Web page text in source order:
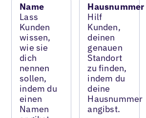
Name
Lass
Kunden
wissen,
wie sie
dich
nennen
sollen,
indem du
einen
Namen
Hausnummer
Hilf
Kunden,
deinen
genauen
Standort
zu finden,
indem du
deine
Hausnummer
angibst.